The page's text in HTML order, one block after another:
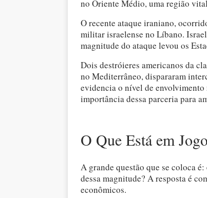
no Oriente Médio, uma região
O recente ataque iraniano,
militar israelense no Líbano.
magnitude do ataque levou os
Dois destróieres americanos da
no Mediterrâneo, dispararam
evidencia o nível de
importância dessa parceria para
O Que Está em
A grande questão que se coloca
dessa magnitude? A resposta é
econômicos.